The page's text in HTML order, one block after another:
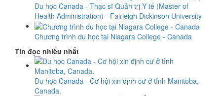
Du học Canada - Thạc sĩ Quản trị Y tế (Master of
Health Administration) - Fairleigh Dickinson University
Chương trình du học tại Niagara College - Canada
Tin đọc nhiều nhất
Du học Canada - Cơ hội xin định cư ở tỉnh Manitoba,
Canada.